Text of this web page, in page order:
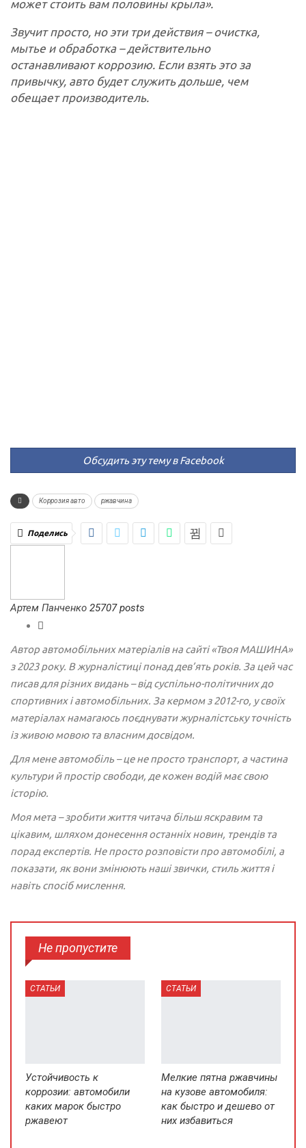
может стоить вам половины крыла».
Звучит просто, но эти три действия – очистка,
мытье и обработка – действительно
останавливают коррозию. Если взять это за
привычку, авто будет служить дольше, чем
обещает производитель.
Обсудить эту тему в Facebook
Коррозия авто ржавчина
Поделись
Артем Панченко 25707 posts
Автор автомобільних матеріалів на сайті «Твоя МАШИНА»
з 2023 року. В журналістиці понад дев’ять років. За цей час
писав для різних видань – від суспільно-політичних до
спортивних і автомобільних. За кермом з 2012-го, у своїх
матеріалах намагаюсь поєднувати журналістську точність
із живою мовою та власним досвідом.
Для мене автомобіль – це не просто транспорт, а частина
культури й простір свободи, де кожен водій має свою
історію.
Моя мета – зробити життя читача більш яскравим та
цікавим, шляхом донесення останніх новин, трендів та
порад експертів. Не просто розповісти про автомобілі, а
показати, як вони змінюють наші звички, стиль життя і
навіть спосіб мислення.
Не пропустите
СТАТЬИ
Устойчивость к
коррозии: автомобили
каких марок быстро
ржавеют
СТАТЬИ
Мелкие пятна ржавчины
на кузове автомобиля:
как быстро и дешево от
них избавиться